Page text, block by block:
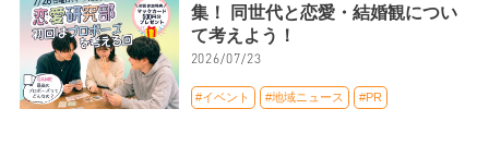
集！ 同世代と恋愛・結婚観につい
て考えよう！
2026/07/23
#イベント #地域ニュース #PR